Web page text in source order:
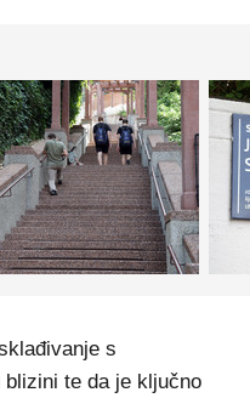
s
te da je ključno